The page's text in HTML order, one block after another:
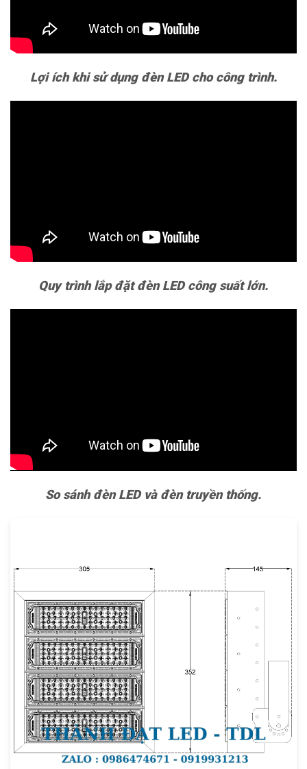
Lợi ích khi sử dụng đèn LED cho công trình.
Quy trình lắp đặt đèn LED công suất lớn.
So sánh đèn LED và đèn truyền thống.